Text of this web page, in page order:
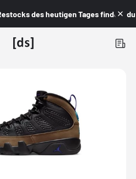
des heutigen Tages findest du